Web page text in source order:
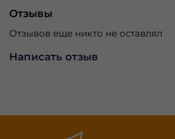
Отзывы
Отзывов еще никто не оставлял
Написать отзыв